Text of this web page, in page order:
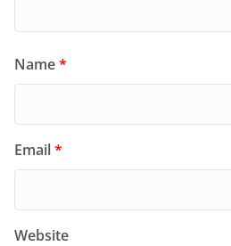
Name*
Email*
Website